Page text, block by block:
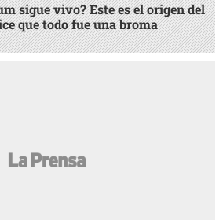
sigue vivo? Este es el origen del
que todo fue una broma